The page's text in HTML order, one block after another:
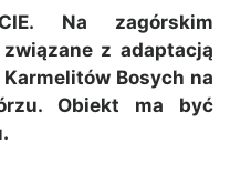
Na zagórskim
z adaptacją
Bosych na
Obiekt ma być